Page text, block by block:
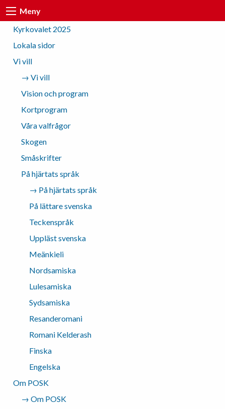
Meny
Kyrkovalet 2025
Lokala sidor
Vi vill
→ Vi vill
Vision och program
Kortprogram
Våra valfrågor
Skogen
Småskrifter
På hjärtats språk
→ På hjärtats språk
På lättare svenska
Teckenspråk
Uppläst svenska
Meänkieli
Nordsamiska
Lulesamiska
Sydsamiska
Resanderomani
Romani Kelderash
Finska
Engelska
Om POSK
→ Om POSK